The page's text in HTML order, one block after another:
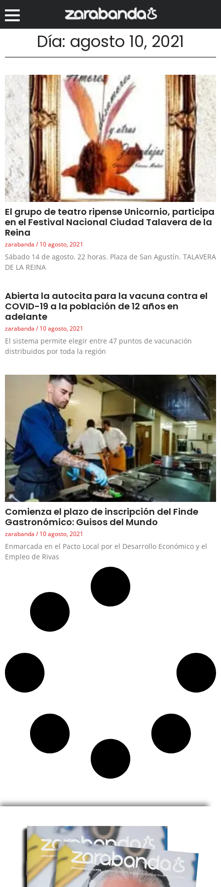
Día: agosto 10, 2021
El grupo de teatro ripense Unicornio, participa
en el Festival Nacional Ciudad Talavera de la
Reina
zarabanda 10 agosto, 2021
Sábado 14 de agosto. 22 horas. Plaza de San Agustín. TALAVERA
DE LA REINA
Abierta la autocita para la vacuna contra el
COVID-19 a la población de 12 años en
adelante
zarabanda 10 agosto, 2021
El sistema permite elegir entre 47 puntos de vacunación
distribuidos por toda la región
Comienza el plazo de inscripción del Finde
Gastronómico: Guisos del Mundo
zarabanda 10 agosto, 2021
Enmarcada en el Pacto Local por el Desarrollo Económico y el
Empleo de Rivas